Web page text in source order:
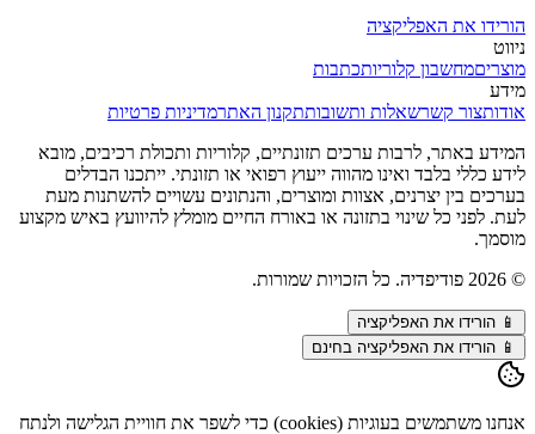
הורידו את האפליקציה
ניווט
מוצריםמחשבון קלוריותכתבות
מידע
אודותצור קשרשאלות ותשובותתקנון האתרמדיניות פרטיות
המידע באתר, לרבות ערכים תזונתיים, קלוריות ותכולת רכיבים, מובא
לידע כללי בלבד ואינו מהווה ייעוץ רפואי או תזונתי. ייתכנו הבדלים
בערכים בין יצרנים, אצוות ומוצרים, והנתונים עשויים להשתנות מעת
לעת. לפני כל שינוי בתזונה או באורח החיים מומלץ להיוועץ באיש מקצוע
מוסמך.
©
2026 פודיפדיה. כל הזכויות שמורות.
📱 הורידו את האפליקציה
📱 הורידו את האפליקציה בחינם
אנחנו משתמשים בעוגיות (cookies) כדי לשפר את חוויית הגלישה ולנתח